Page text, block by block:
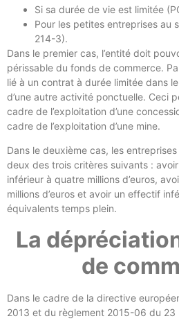
Si sa durée de vie est limitée
Pour les petites entreprises au
214-3).
Dans le premier cas, l’entité doit
périssable du fonds de commerce.
lié à un contrat à durée limitée dans
d’une autre activité ponctuelle. Ceci
cadre de l’exploitation d’une
cadre de l’exploitation d’une mine.
Dans le deuxième cas, les
deux des trois critères suivants :
inférieur à quatre millions d’euros,
millions d’euros et avoir un effectif
équivalents temps plein.
La
de
Dans le cadre de la directive
2013 et du règlement 2015-06 du 23